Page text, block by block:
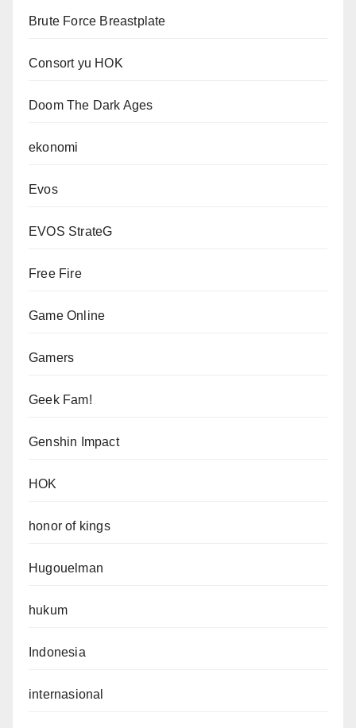
Brute Force Breastplate
Consort yu HOK
Doom The Dark Ages
ekonomi
Evos
EVOS StrateG
Free Fire
Game Online
Gamers
Geek Fam!
Genshin Impact
HOK
honor of kings
Hugouelman
hukum
Indonesia
internasional